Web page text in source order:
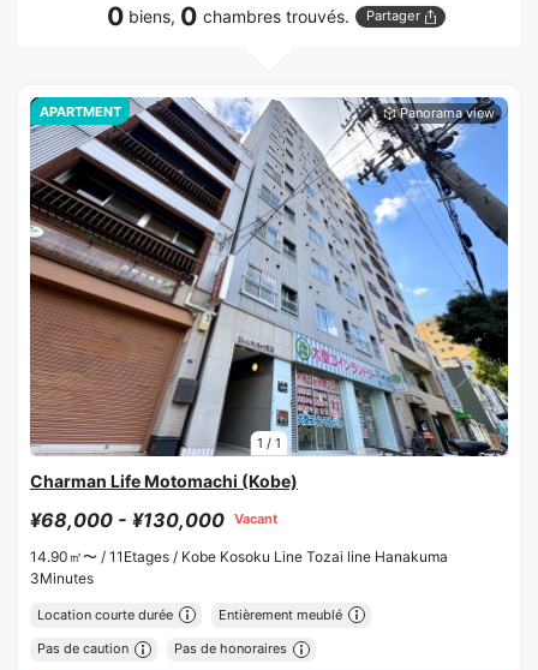
0 biens, 0 chambres trouvés. Partager
1 / 1
APARTMENT
Charman Life Motomachi (Kobe)
¥68,000 - ¥130,000 Vacant
14.90㎡〜 / 11Etages / Kobe Kosoku Line Tozai line Hanakuma
3Minutes
Location courte durée Entièrement meublé
Pas de caution Pas de honoraires